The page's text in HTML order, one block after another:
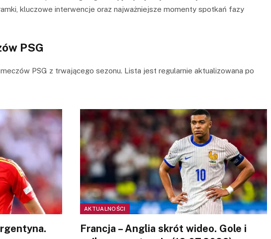
kluczowe interwencje oraz najważniejsze momenty spotkań fazy
PSG
PSG z trwającego sezonu. Lista jest regularnie aktualizowana po
AKTUALNOŚCI
Francja – Anglia skrót wideo. Gole i